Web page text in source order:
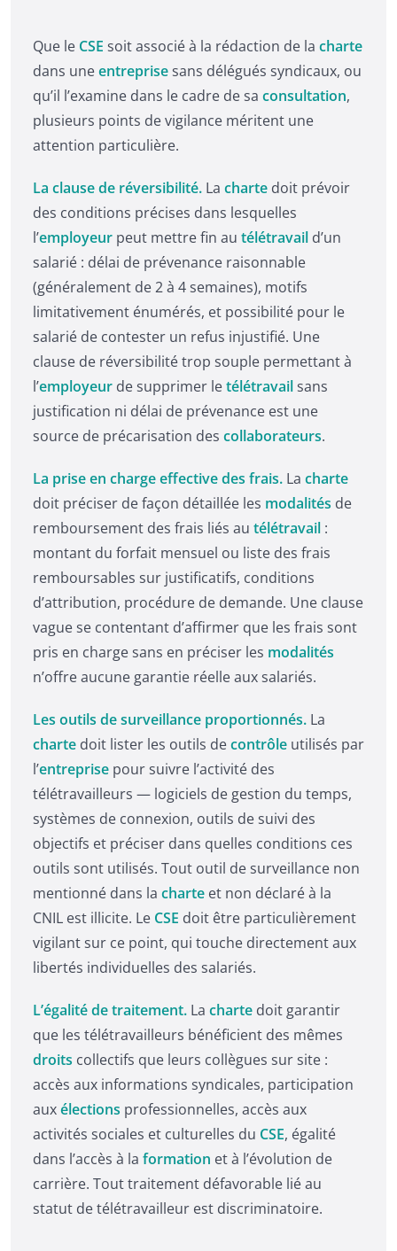
Que le CSE soit associé à la rédaction de la charte
dans uneentreprisesans délégués syndicaux, ou
qu’il l’examine dans le cadre de sa consultation,
plusieurs points de vigilance méritent une
attention particulière.
La clause de réversibilité. La charte doit prévoir
des conditions précises dans lesquelles
l’employeur peut mettre fin au télétravail d’un
salarié : délai de prévenance raisonnable
(généralement de 2 à 4 semaines), motifs
limitativement énumérés, et possibilité pour le
salarié de contester un refus injustifié. Une
clause de réversibilité trop souple permettant à
l’employeur de supprimer letélétravailsans
justification ni délai de prévenance est une
source de précarisation des collaborateurs.
La prise en charge effective des frais. La charte
doit préciser de façon détaillée les modalités de
remboursement des frais liés au télétravail :
montant du forfait mensuel ou liste des frais
remboursables sur justificatifs, conditions
d’attribution, procédure de demande. Une clause
vague se contentant d’affirmer que les frais sont
pris en charge sans en préciser les modalités
n’offre aucune garantie réelle aux salariés.
Les outils de surveillance proportionnés. La
charte doit lister les outils decontrôle utilisés par
l’entreprise pour suivre l’activité des
télétravailleurs — logiciels de gestion du temps,
systèmes de connexion, outils de suivi des
objectifs et préciser dans quelles conditions ces
outils sont utilisés. Tout outil de surveillance non
mentionné dans la charte et non déclaré à la
CNIL est illicite. Le CSE doit être particulièrement
vigilant sur ce point, qui touche directement aux
libertés individuelles des salariés.
L’égalité de traitement. La charte doit garantir
que les télétravailleurs bénéficient des mêmes
droits collectifs que leurs collègues sur site :
accès aux informations syndicales, participation
auxélections professionnelles, accès aux
activités sociales et culturelles du CSE, égalité
dans l’accès à la formation et à l’évolution de
carrière. Tout traitement défavorable lié au
statut de télétravailleur est discriminatoire.